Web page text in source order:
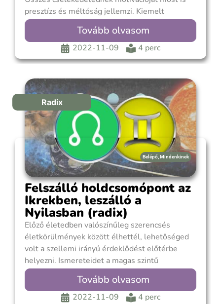
presztízs és méltóság jellemzi. Kiemelt
fontosságú volt számodra a külvilágban való
érvényesülés, a karrier és az anyagi biztonság
megteremtése. Úgy gondoltad, hogy az érzelmi,
hangulati befolyásoltság csak akadályoznak
hasznos teljesítménytől, ezért
Tovább olvasom
2022-11-09 4 perc
Radix
Belépő Mindenkinek
Felszálló holdcsomópont az
Ikrekben, leszálló a
Nyilasban (radix)
Előző életedben valószínűleg szerencsés
életkörülmények között élhettél, lehetőséged
volt a szellemi irányú érdeklődést előtérbe
helyezni. Ismereteidet a magas szintű
tanulmányok, hosszabb, távolabbi országokban
tett látogatásaid révén szerezted és mélyítetted
el. Határozott életfilozófiát alakítottál ki,
Tovább olvasom
2022-11-09 4 perc